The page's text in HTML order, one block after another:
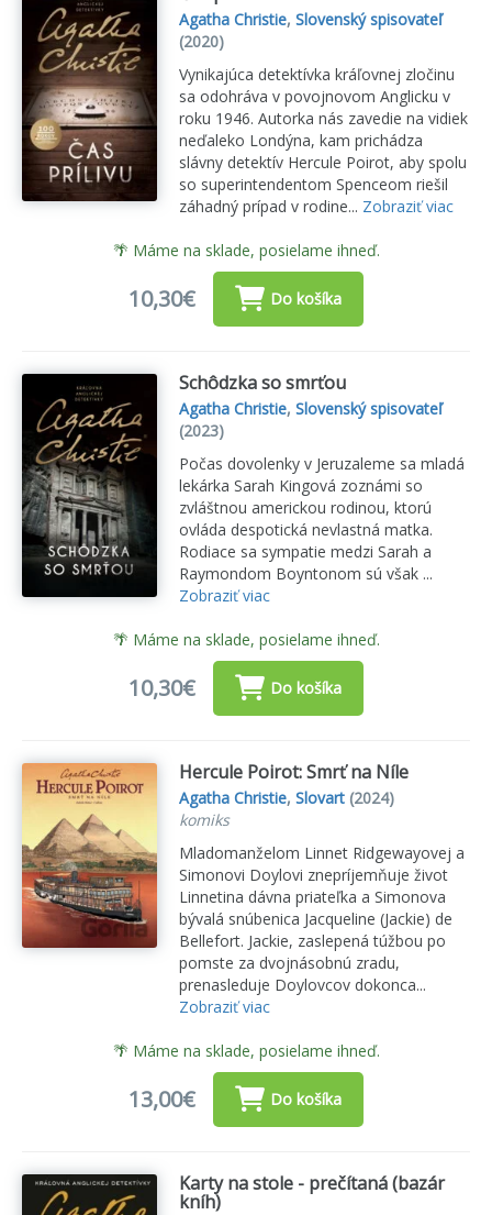
Agatha Christie, Slovenský spisovateľ
(2020)
Vynikajúca detektívka kráľovnej zločinu
sa odohráva v povojnovom Anglicku v
roku 1946. Autorka nás zavedie na vidiek
neďaleko Londýna, kam prichádza
slávny detektív Hercule Poirot, aby spolu
so superintendentom Spenceom riešil
záhadný prípad v rodine... Zobraziť viac
🌴 Máme na sklade, posielame ihneď.
10,30€ Do košíka
Schôdzka so smrťou
Agatha Christie, Slovenský spisovateľ
(2023)
Počas dovolenky v Jeruzaleme sa mladá
lekárka Sarah Kingová zoznámi so
zvláštnou americkou rodinou, ktorú
ovláda despotická nevlastná matka.
Rodiace sa sympatie medzi Sarah a
Raymondom Boyntonom sú však ...
Zobraziť viac
🌴 Máme na sklade, posielame ihneď.
10,30€ Do košíka
Hercule Poirot: Smrť na Níle
Agatha Christie, Slovart(2024)
komiks
Mladomanželom Linnet Ridgewayovej a
Simonovi Doylovi znepríjemňuje život
Linnetina dávna priateľka a Simonova
bývalá snúbenica Jacqueline (Jackie) de
Bellefort. Jackie, zaslepená túžbou po
pomste za dvojnásobnú zradu,
prenasleduje Doylovcov dokonca...
Zobraziť viac
🌴 Máme na sklade, posielame ihneď.
13,00€ Do košíka
Karty na stole - prečítaná (bazár
kníh)